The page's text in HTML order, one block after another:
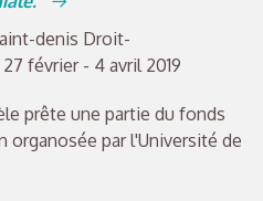
denis Droit-
février - 4 avril 2019
prête une partie du fonds
organosée par l'Université de